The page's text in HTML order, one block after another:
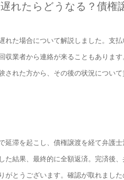
れたらどうなる？債権
れた場合について解説しました。支
業者から連絡が来ることもありま
れた方から、その後の状況につい
延滞を起こし、債権譲渡を経て弁護
た結果、最終的に全額返済。完済後
とうございます。確認が取れまし